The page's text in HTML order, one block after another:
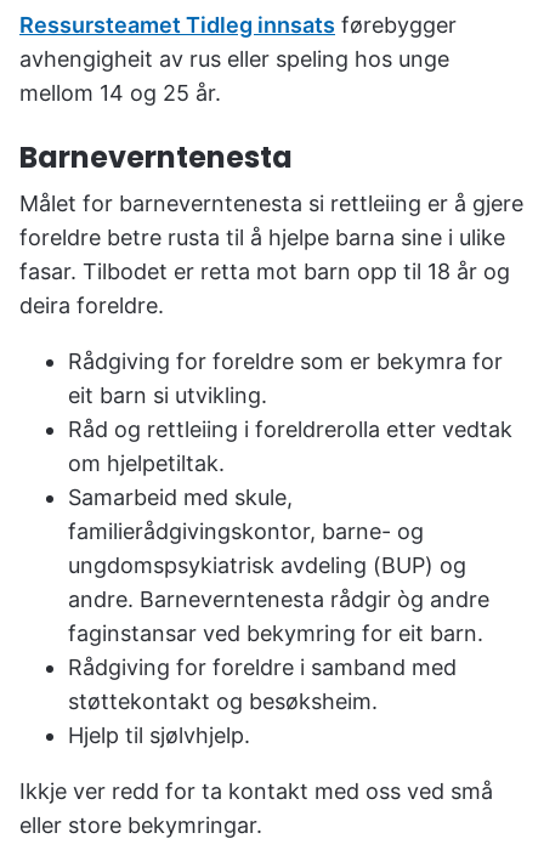
Ressursteamet Tidleg innsats førebygger
avhengigheit av rus eller speling hos unge
mellom 14 og 25 år.
Barneverntenesta
Målet for barneverntenesta si rettleiing er å gjere
foreldre betre rusta til å hjelpe barna sine i ulike
fasar. Tilbodet er retta mot barn opp til 18 år og
deira foreldre.
Rådgiving for foreldre som er bekymra for
eit barn si utvikling.
Råd og rettleiing i foreldrerolla etter vedtak
om hjelpetiltak.
Samarbeid med skule,
familierådgivingskontor, barne- og
ungdomspsykiatrisk avdeling (BUP) og
andre. Barneverntenesta rådgir òg andre
faginstansar ved bekymring for eit barn.
Rådgiving for foreldre i samband med
støttekontakt og besøksheim.
Hjelp til sjølvhjelp.
Ikkje ver redd for ta kontakt med oss ved små
eller store bekymringar.